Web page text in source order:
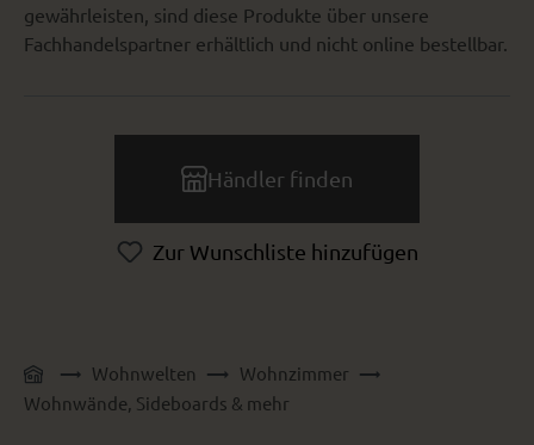
gewährleisten, sind diese Produkte über unsere
Fachhandelspartner erhältlich und nicht online bestellbar.
Händler finden
Zur Wunschliste hinzufügen
Wohnwelten
Wohnzimmer
Wohnwände, Sideboards & mehr